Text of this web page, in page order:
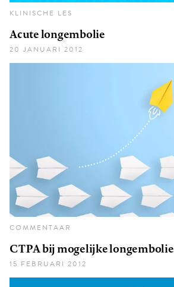
KLINISCHE LES
Acute longembolie
20 JANUARI 2012
COMMENTAAR
CTPA bij mogelijke longembolie
15 FEBRUARI 2012